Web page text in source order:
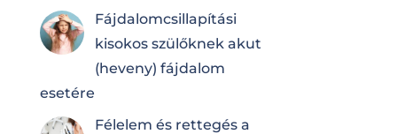
Fájdalomcsilla­pí­tá­si
kisokos szülőknek akut
(heveny) fájdalom
esetére
Félelem és rettegés a